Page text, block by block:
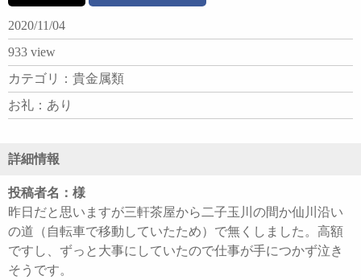
2020/11/04
933 view
カテゴリ：貴金属類
お礼：あり
詳細情報
投稿者名：様
昨日だと思いますが三軒茶屋から二子玉川の間か仙川沿い
の道（自転車で移動していたため）で無くしました。高額
ですし、ずっと大事にしていたので仕事が手につかず泣き
そうです。